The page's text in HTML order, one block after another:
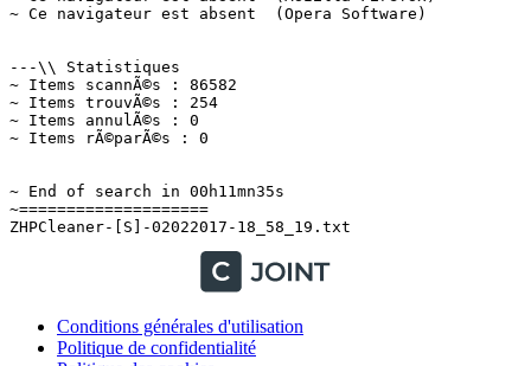
Conditions générales d'utilisation
Politique de confidentialité